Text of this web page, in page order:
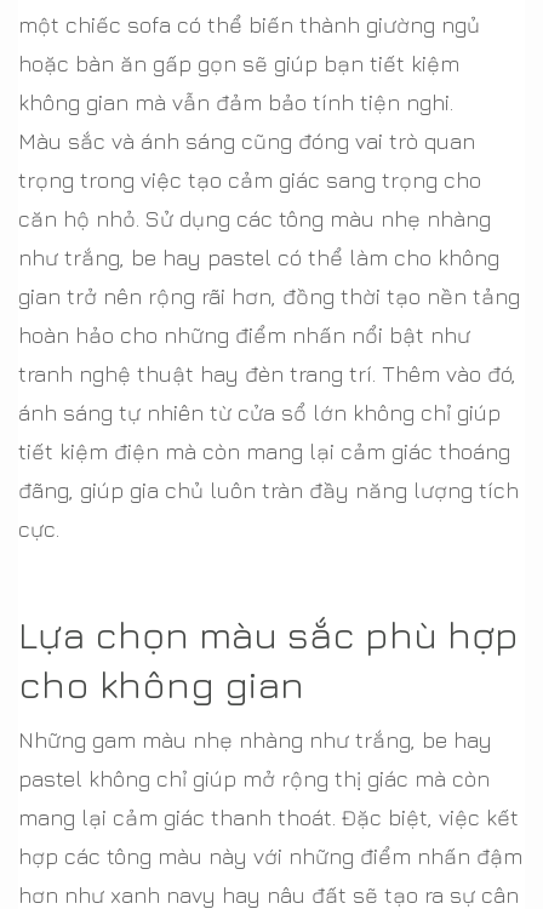
một chiếc sofa có thể biến thành giường ngủ
hoặc bàn ăn gấp gọn sẽ giúp bạn tiết kiệm
không gian mà vẫn đảm bảo tính tiện nghi.
Màu sắc và ánh sáng cũng đóng vai trò quan
trọng trong việc tạo cảm giác sang trọng cho
căn hộ nhỏ. Sử dụng các tông màu nhẹ nhàng
như trắng, be hay pastel có thể làm cho không
gian trở nên rộng rãi hơn, đồng thời tạo nền tảng
hoàn hảo cho những điểm nhấn nổi bật như
tranh nghệ thuật hay đèn trang trí. Thêm vào đó,
ánh sáng tự nhiên từ cửa sổ lớn không chỉ giúp
tiết kiệm điện mà còn mang lại cảm giác thoáng
đãng, giúp gia chủ luôn tràn đầy năng lượng tích
cực.
Lựa chọn màu sắc phù hợp
cho không gian
Những gam màu nhẹ nhàng như trắng, be hay
pastel không chỉ giúp mở rộng thị giác mà còn
mang lại cảm giác thanh thoát. Đặc biệt, việc kết
hợp các tông màu này với những điểm nhấn đậm
hơn như xanh navy hay nâu đất sẽ tạo ra sự cân